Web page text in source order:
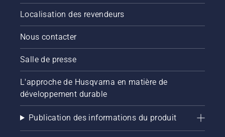
Localisation des revendeurs
Nous contacter
Salle de presse
L'approche de Husqvarna en matière de
développement durable
Publication des informations du produit